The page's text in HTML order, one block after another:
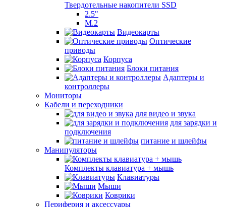
Твердотельные накопители SSD
2.5"
M.2
Видеокарты
Оптические
приводы
Корпуса
Блоки питания
Адаптеры и
контроллеры
Мониторы
Кабели и переходники
для видео и звука
для зарядки и
подключения
питание и шлейфы
Манипуляторы
Комплекты клавиатура + мышь
Клавиатуры
Мыши
Коврики
Периферия и аксессуары